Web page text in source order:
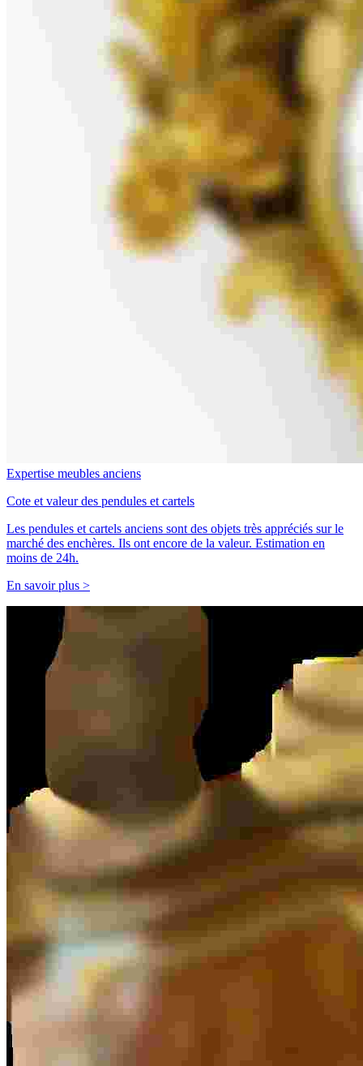
Expertise meubles anciens
Cote et valeur des pendules et cartels
Les pendules et cartels anciens sont des objets très appréciés sur le
marché des enchères. Ils ont encore de la valeur. Estimation en
moins de 24h.
En savoir plus >